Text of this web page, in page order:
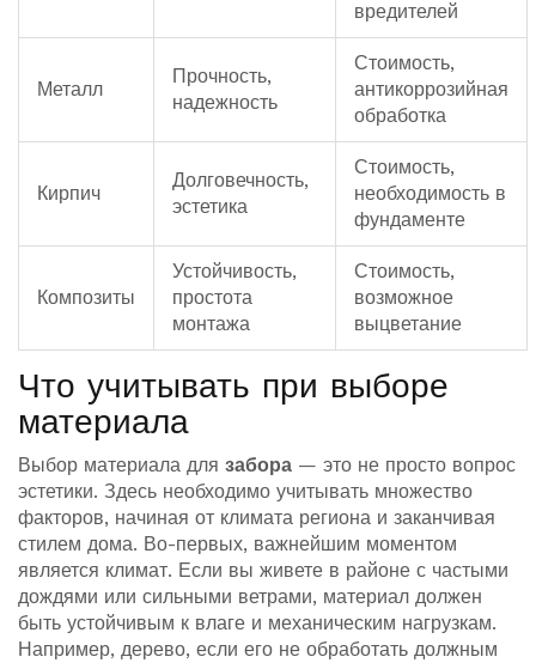
вредителей
Металл
Прочность,
надежность
Стоимость,
антикоррозийная
обработка
Кирпич
Долговечность,
эстетика
Стоимость,
необходимость в
фундаменте
Композиты
Устойчивость,
простота
монтажа
Стоимость,
возможное
выцветание
Что учитывать при выборе
материала
Выбор материала для забора — это не просто вопрос
эстетики. Здесь необходимо учитывать множество
факторов, начиная от климата региона и заканчивая
стилем дома. Во-первых, важнейшим моментом
является климат. Если вы живете в районе с частыми
дождями или сильными ветрами, материал должен
быть устойчивым к влаге и механическим нагрузкам.
Например, дерево, если его не обработать должным